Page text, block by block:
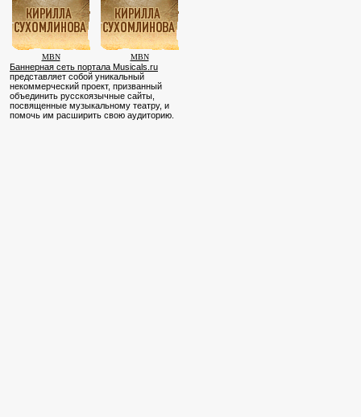
MBN MBN
Баннерная сеть портала Musicals.ru
представляет собой уникальный
некоммерческий проект, призванный
объединить русскоязычные сайты,
посвященные музыкальному театру, и
помочь им расширить свою аудиторию.